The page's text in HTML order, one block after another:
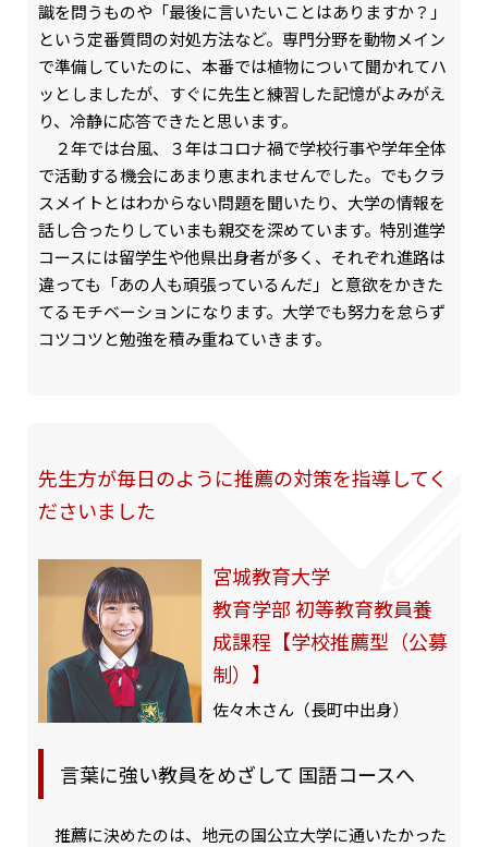
識を問うものや「最後に言いたいことはありますか？」
という定番質問の対処方法など。専門分野を動物メイン
で準備していたのに、本番では植物について聞かれてハ
ッとしましたが、すぐに先生と練習した記憶がよみがえ
り、冷静に応答できたと思います。
２年では台風、３年はコロナ禍で学校行事や学年全体
で活動する機会にあまり恵まれませんでした。でもクラ
スメイトとはわからない問題を聞いたり、大学の情報を
話し合ったりしていまも親交を深めています。特別進学
コースには留学生や他県出身者が多く、それぞれ進路は
違っても「あの人も頑張っているんだ」と意欲をかきた
てるモチベーションになります。大学でも努力を怠らず
コツコツと勉強を積み重ねていきます。
先生方が毎日のように推薦の対策を指導してく
ださいました
宮城教育大学
教育学部 初等教育教員養
成課程【学校推薦型（公募
制）】
佐々木さん（長町中出身）
言葉に強い教員をめざして 国語コースへ
推薦に決めたのは、地元の国公立大学に通いたかった